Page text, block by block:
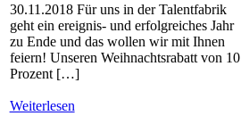
30.11.2018 Für uns in der Talentfabrik
geht ein ereignis- und erfolgreiches Jahr
zu Ende und das wollen wir mit Ihnen
feiern! Unseren Weihnachtsrabatt von 10
Prozent […]
Weiterlesen